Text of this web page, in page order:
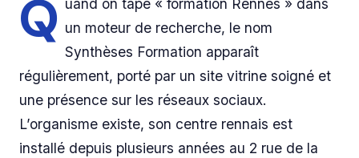
Q uand on tape « formation Rennes » dans
un moteur de recherche, le nom
Synthèses Formation apparaît
régulièrement, porté par un site vitrine soigné et
une présence sur les réseaux sociaux.
L’organisme existe, son centre rennais est
installé depuis plusieurs années au 2 rue de la